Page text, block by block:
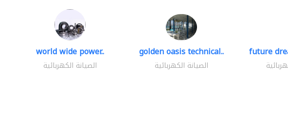
world wide power..
الصيانة الكهربائية
golden oasis technical..
الصيانة الكهربائية
future